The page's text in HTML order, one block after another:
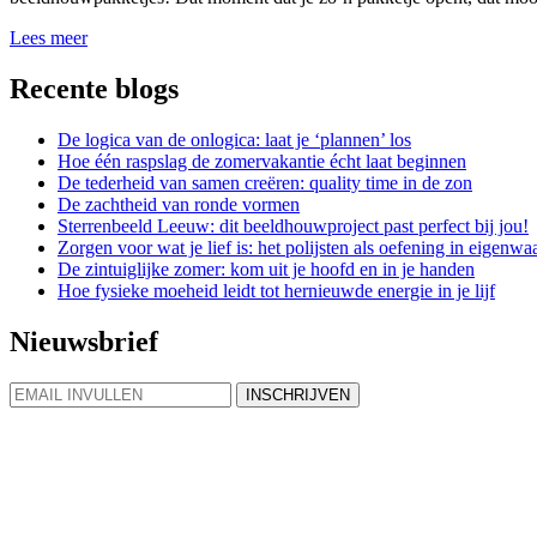
Lees meer
Recente blogs
De logica van de onlogica: laat je ‘plannen’ los
Hoe één raspslag de zomervakantie écht laat beginnen
De tederheid van samen creëren: quality time in de zon
De zachtheid van ronde vormen
Sterrenbeeld Leeuw: dit beeldhouwproject past perfect bij jou!
Zorgen voor wat je lief is: het polijsten als oefening in
De zintuiglijke zomer: kom uit je hoofd en in je handen
Hoe fysieke moeheid leidt tot hernieuwde energie in je lijf
Nieuwsbrief